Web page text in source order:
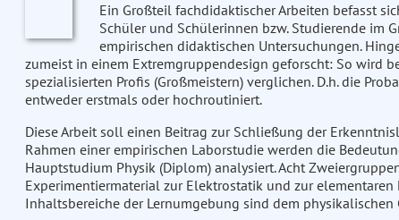
Ein Großteil fachdidaktischer Arbeiten befasst
Schüler und Schülerinnen bzw. Studierende im
empirischen didaktischen Untersuchungen.
zumeist in einem Extremgruppendesign geforscht: So wird
spezialisierten Profis (Großmeistern) verglichen. D.h. die
entweder erstmals oder hochroutiniert.
Diese Arbeit soll einen Beitrag zur Schließung der
Rahmen einer empirischen Laborstudie werden die
Hauptstudium Physik (Diplom) analysiert. Acht
Experimentiermaterial zur Elektrostatik und zur
Inhaltsbereiche der Lernumgebung sind dem